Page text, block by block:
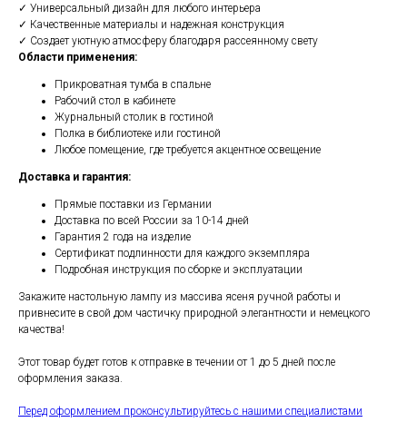
✓ Универсальный дизайн для любого интерьера
✓ Качественные материалы и надежная конструкция
✓ Создает уютную атмосферу благодаря рассеянному свету
Области применения:
Прикроватная тумба в спальне
Рабочий стол в кабинете
Журнальный столик в гостиной
Полка в библиотеке или гостиной
Любое помещение, где требуется акцентное освещение
Доставка и гарантия:
Прямые поставки из Германии
Доставка по всей России за 10-14 дней
Гарантия 2 года на изделие
Сертификат подлинности для каждого экземпляра
Подробная инструкция по сборке и эксплуатации
Закажите настольную лампу из массива ясеня ручной работы и
привнесите в свой дом частичку природной элегантности и немецкого
качества!
Этот товар будет готов к отправке в течении от 1 до 5 дней после
оформления заказа.
Перед оформлением проконсультируйтесь с нашими специалистами